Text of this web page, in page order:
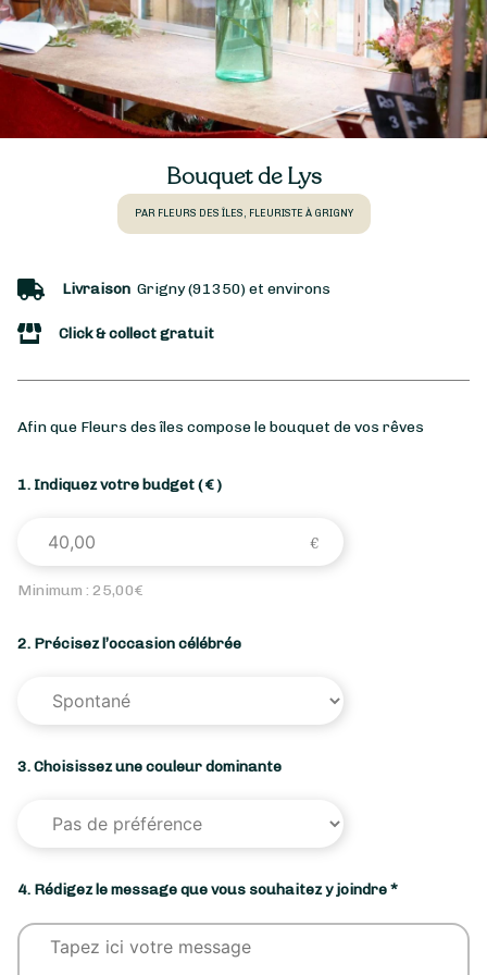
Bouquet de Lys
PAR FLEURS DES ÎLES, FLEURISTE À GRIGNY
Livraison Grigny (91350) et environs
Click & collect gratuit
Afin que Fleurs des îles compose le bouquet de vos rêves
1. Indiquez votre budget( € )
Minimum : 25,00€
2. Précisez l’occasion célébrée
3. Choisissez une couleur dominante
4. Rédigez le message que vous souhaitez y joindre *